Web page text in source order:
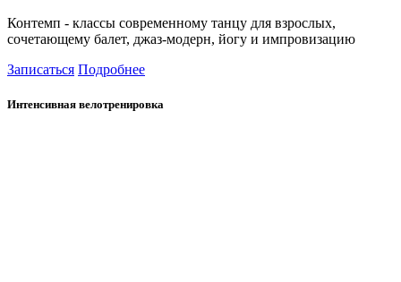
Контемп - классы современному танцу для взрослых,
сочетающему балет, джаз-модерн, йогу и импровизацию
Записаться Подробнее
Интенсивная велотренировка